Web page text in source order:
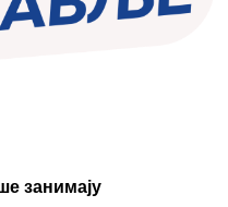
занимају